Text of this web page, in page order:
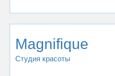
Magnifique
Студия красоты